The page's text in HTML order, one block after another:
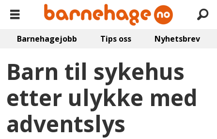
Barnehagejobb Tips oss Nyhetsbrev
Barn til sykehus
etter ulykke med
adventslys